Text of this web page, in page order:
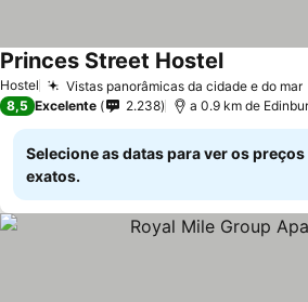
Hostel Vistas panorâmicas da cidade e do mar
Princes Street Hostel
8,5 Excelente 2.238 a 0.9 km de
Selecione as datas para ver os preços
exatos.